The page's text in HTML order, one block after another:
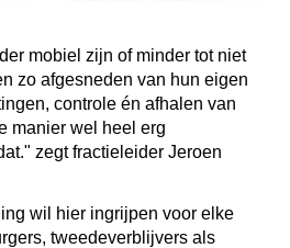
mobiel zijn of minder tot niet
zo afgesneden van hun eigen
controle én afhalen van
manier wel heel erg
zegt fractieleider Jeroen
wil hier ingrijpen voor elke
tweedeverblijvers als